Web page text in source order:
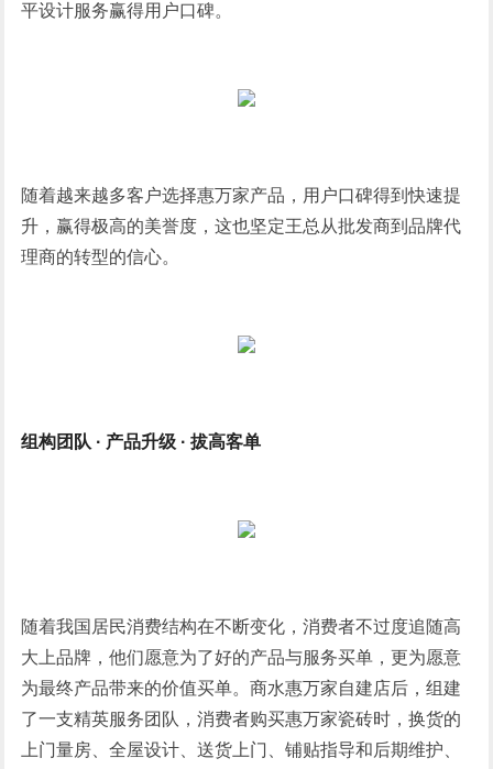
平设计服务赢得用户口碑。
随着越来越多客户选择惠万家产品，用户口碑得到快速提
升，赢得极高的美誉度，这也坚定王总从批发商到品牌代
理商的转型的信心。
组构团队 · 产品升级 · 拔高客单
随着我国居民消费结构在不断变化，消费者不过度追随高
大上品牌，他们愿意为了好的产品与服务买单，更为愿意
为最终产品带来的价值买单。商水惠万家自建店后，组建
了一支精英服务团队，消费者购买惠万家瓷砖时，换货的
上门量房、全屋设计、送货上门、铺贴指导和后期维护、